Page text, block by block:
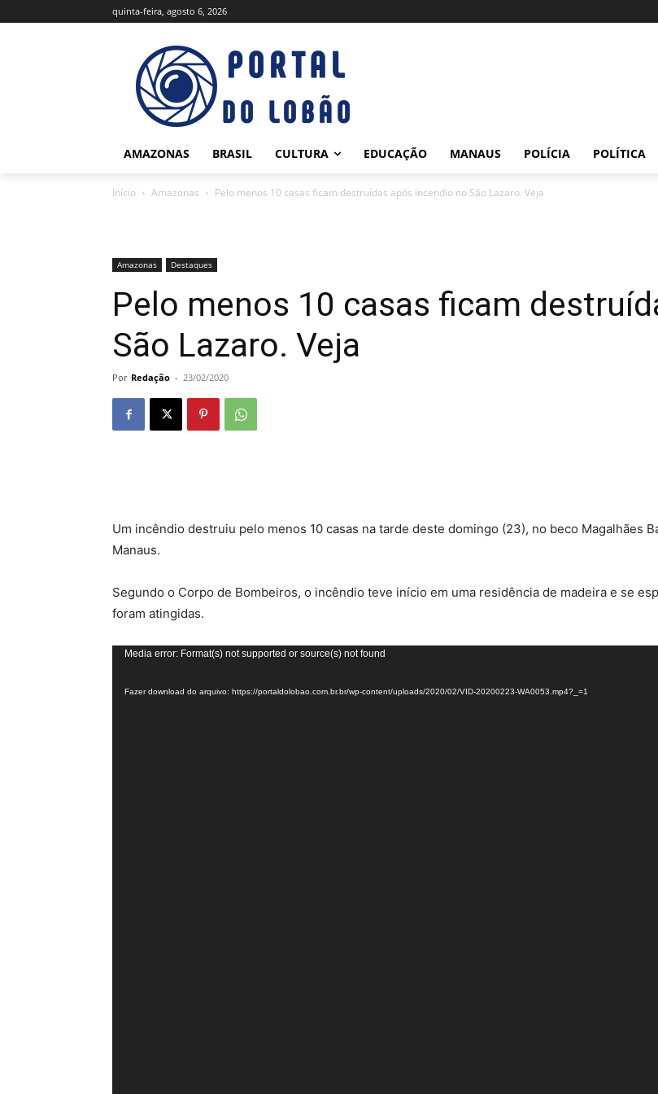
quinta-feira, agosto 6, 2026
AMAZONAS BRASIL CULTURA EDUCAÇÃO MANAUS POLÍCIA POLÍTICA
Início Amazonas Pelo menos 10 casas ficam destruídas após incendio no São Lazaro. Veja
Amazonas Destaques
Pelo menos 10 casas ficam
São Lazaro. Veja
Por Redação - 23/02/2020
Um incêndio destruiu pelo menos 10 casas na tarde deste domingo (23), no beco Magalhães
Manaus.
Segundo o Corpo de Bombeiros, o incêndio teve início em uma residência de madeira e se
foram atingidas.
Tocador
vídeo
Media error: Format(s) not supported or source(s) not found
Fazer download do arquivo: https://portaldolobao.com.br.br/wp-content/uploads/2020/02/VID-20200223-WA0053.mp4?_=1